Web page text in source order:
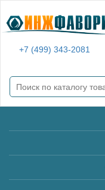
+7 (499) 343-2081